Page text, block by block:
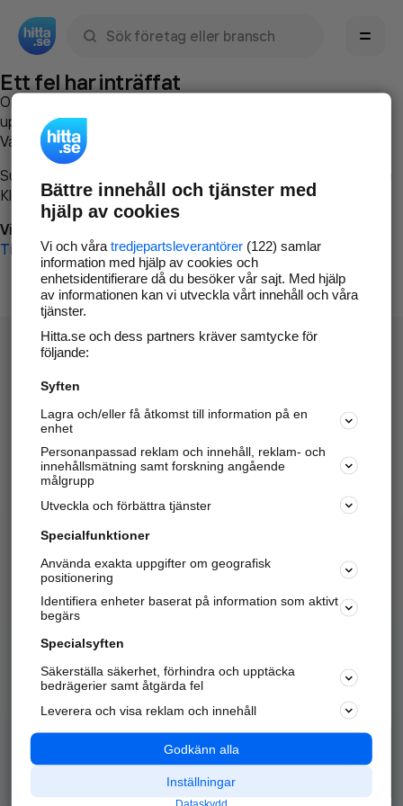
Ett fel har inträffat
Om du vill kan du
uppstod så att vi lättare och snabbare kan avhjälpa det.
Vänligen försök med följande:
Surfa till
Klicka påTillbaka-knappen i webbläsaren och försök igen
Vi beklagar besväret!
Till startsidan
Hitta.se - Gratis nummerupplysning.
Sök företag, personer och platser.
Hitta telefonnummer, adresser, företagsinfo mm.
Marknadsför företaget
Kom igång och annonsera mot
samarbetspartners nära dig.
Alla kategorier
Populära sökningar
API & Kartor
Annonsera
Integritet
Nödnummer
Bättre innehåll och tjänster med
hjälp av cookies
Vi och våra tredjepartsleverantörer(122) samlar
information med hjälp av cookies och
enhetsidentifierare då du besöker vår sajt. Med hjälp
av informationen kan vi utveckla vårt innehåll och våra
tjänster.
Hitta.se och dess partners kräver samtycke för
följande:
Syften
Lagra och/eller få åtkomst till information på en
enhet
Personanpassad reklam och innehåll, reklam- och
innehållsmätning samt forskning angående
målgrupp
Utveckla och förbättra tjänster
Specialfunktioner
Använda exakta uppgifter om geografisk
positionering
Identifiera enheter baserat på information som aktivt
begärs
Specialsyften
Säkerställa säkerhet, förhindra och upptäcka
bedrägerier samt åtgärda fel
Leverera och visa reklam och innehåll
Godkänn alla
Inställningar
Dataskydd